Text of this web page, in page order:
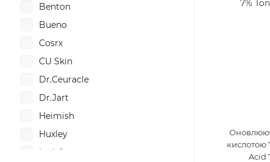
Benton
Bueno
Cosrx
CU Skin
Dr.Ceuracle
Dr.Jart
Heimish
Huxley
Innisfree
кислотою
Acid